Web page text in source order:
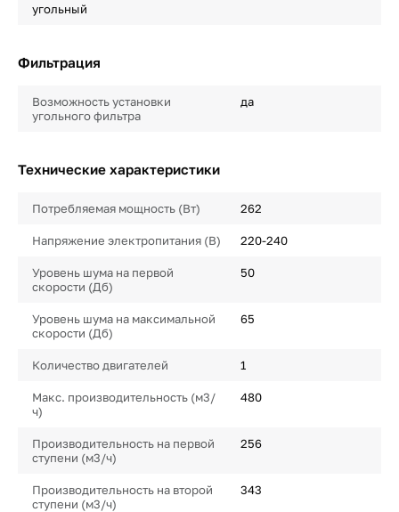
угольный
Фильтрация
Возможность установки
угольного фильтра
да
Технические характеристики
Потребляемая мощность (Вт) 262
Напряжение электропитания (В) 220-240
Уровень шума на первой
скорости (Дб)
50
Уровень шума на максимальной
скорости (Дб)
65
Количество двигателей 1
Макс. производительность (м3/
ч)
480
Производительность на первой
ступени (м3/ч)
256
Производительность на второй
ступени (м3/ч)
343